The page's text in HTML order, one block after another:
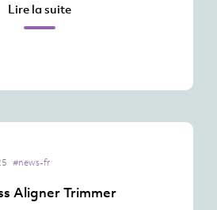
Lire la suite
#news-fr
Aligner Trimmer